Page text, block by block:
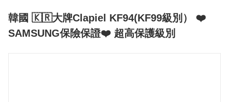
韓國 🇰🇷大牌Clapiel KF94(KF99級別） ❤️
SAMSUNG保險保證❤️ 超高保護級別